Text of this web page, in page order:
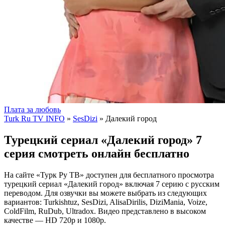
Плата за любовь
Turk Ru TV INFO » SesDizi » Далекий город
Турецкий сериал «Далекий город» 7
серия смотреть онлайн бесплатно
На сайте «Турк Ру ТВ» доступен для бесплатного просмотра
турецкий сериал «Далекий город» включая 7 серию с русским
переводом. Для озвучки вы можете выбрать из следующих
вариантов: Turkishtuz, SesDizi, AlisaDirilis, DiziMania, Voize,
ColdFilm, RuDub, Ultradox. Видео представлено в высоком
качестве — HD 720p и 1080p.